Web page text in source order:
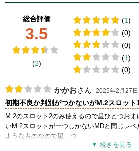
総合評価
3.5
(2)
(1)
(0)
(0)
(1)
(0)
かかおさん 2025年2月27
初期不良か判別がつかないがM.2スロット
M.2のスロット2のみ使えるので星ひとつお
いM.2スロットが一つしかないMDと同じレ
ようなものなので星二つ
こんなことなら別の商品を買えばよかった